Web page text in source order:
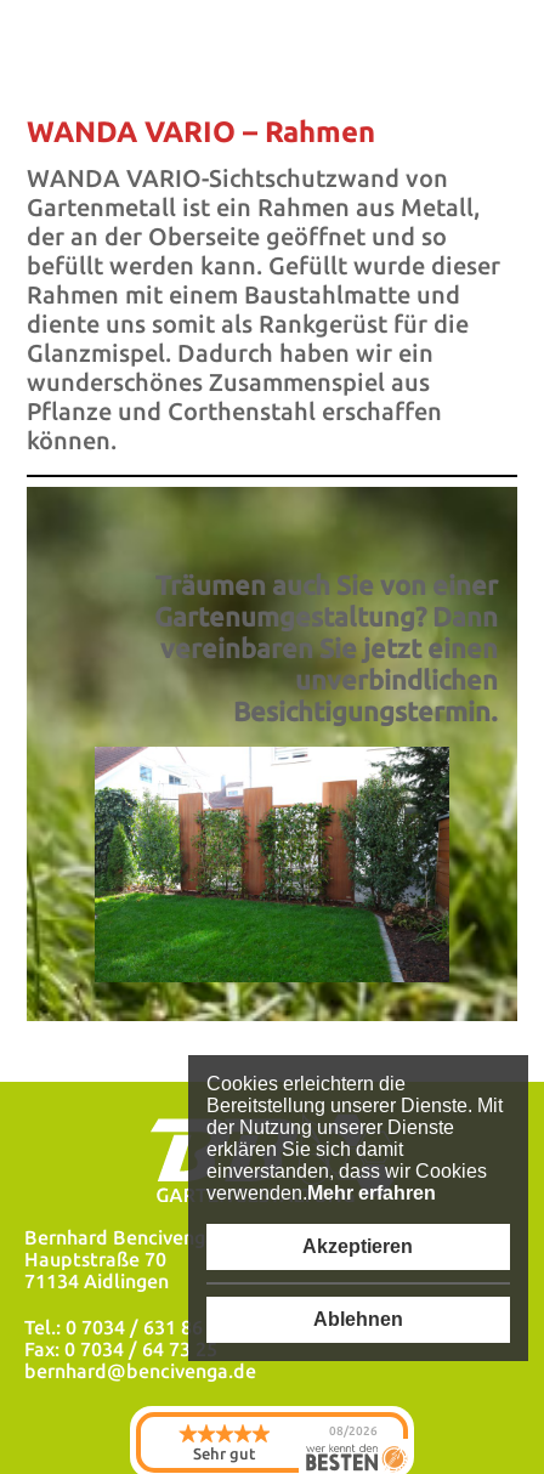
Cookies erleichtern die
Bereitstellung unserer Dienste. Mit
der Nutzung unserer Dienste
erklären Sie sich damit
einverstanden, dass wir Cookies
verwenden.Mehr erfahren
Akzeptieren
Ablehnen
WANDA VARIO – Rahmen
WANDA VARIO-Sichtschutzwand von
Gartenmetall ist ein Rahmen aus Metall,
der an der Oberseite geöffnet und so
befüllt werden kann. Gefüllt wurde dieser
Rahmen mit einem Baustahlmatte und
diente uns somit als Rankgerüst für die
Glanzmispel. Dadurch haben wir ein
wunderschönes Zusammenspiel aus
Pflanze und Corthenstahl erschaffen
können.
Träumen auch Sie von einer
Gartenumgestaltung? Dann
vereinbaren Sie jetzt einen
unverbindlichen
Besichtigungstermin.
Bernhard Bencivenga
Hauptstraße 70
71134 Aidlingen
Tel.: 0 7034 / 631 86
Fax: 0 7034 / 64 73 25
bernhard@bencivenga.de
Sehr gut
08/2026